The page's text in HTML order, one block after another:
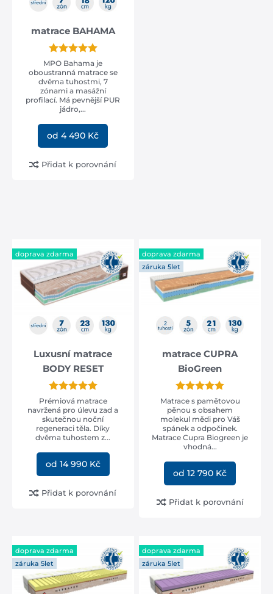
matrace BAHAMA
MPO Bahama je
oboustranná matrace se
dvěma tuhostmi, 7
zónami a masážní
profilací. Má pevnější PUR
jádro,...
od 4 490 Kč
Přidat k porovnání
RESPIRA - Prodyšná
matrace s mořskou
trávou a speciální
pěnou AirCell 3D
od 18 390 Kč
od 11 954 Kč
doprava zdarma
Luxusní matrace
BODY RESET
Prémiová matrace
navržená pro úlevu zad a
skutečnou noční
regeneraci těla. Díky
dvěma tuhostem z...
od 14 990 Kč
Přidat k porovnání
doprava zdarma
záruka 5let
matrace CUPRA
BioGreen
Matrace s pamětovou
pěnou s obsahem
molekul mědi pro Váš
spánek a odpočinek.
Matrace Cupra Biogreen je
vhodná...
od 12 790 Kč
Přidat k porovnání
doprava zdarma
záruka 5let
doprava zdarma
záruka 5let